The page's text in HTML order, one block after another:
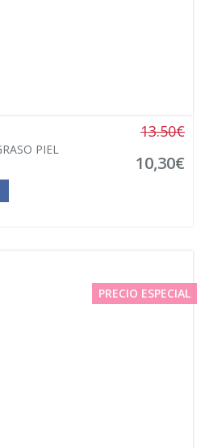
PIEL
13.50€
10,30€
PRECIO ESPECIAL